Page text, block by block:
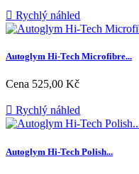
 Rychlý náhled
Autoglym Hi-Tech Microfibre...
Cena 525,00 Kč
 Rychlý náhled
Autoglym Hi-Tech Polish...